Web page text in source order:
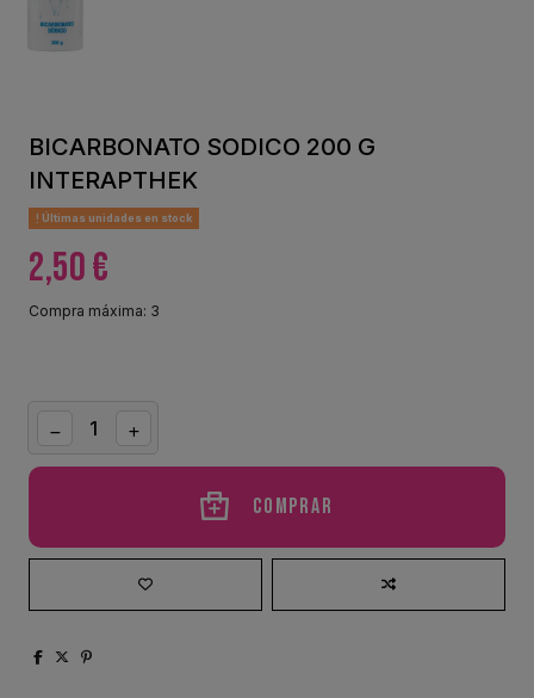
BICARBONATO SODICO 200 G
INTERAPTHEK
Últimas unidades en stock
2,50 €
Compra máxima: 3
Comprar